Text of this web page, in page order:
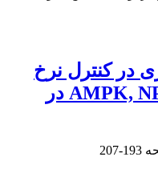
در کنترل نرخ
متابولیزم و بیان ژنهای AMPK, NPY در
193-207